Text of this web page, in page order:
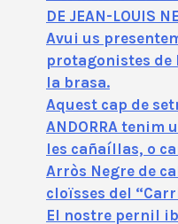
DE JEAN-LOUIS
Avui us
protagonistes de
la brasa.
Aquest cap de
ANDORRA tenim
les cañaíllas, o
Arròs Negre de
cloïsses del
El nostre pernil